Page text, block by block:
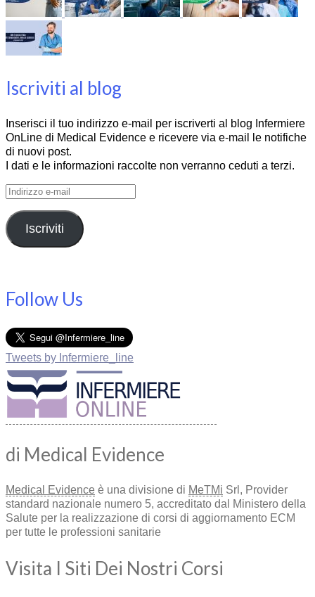
Iscriviti al blog
Inserisci il tuo indirizzo e-mail per iscriverti al blog Infermiere
OnLine di Medical Evidence e ricevere via e-mail le notifiche
di nuovi post.
I dati e le informazioni raccolte non verranno ceduti a terzi.
Indirizzo
mail
Iscriviti
Follow Us
Tweets by Infermiere_line
di Medical Evidence
Medical Evidence è una divisione di MeTMi Srl, Provider
standard nazionale numero 5, accreditato dal Ministero della
Salute per la realizzazione di corsi di aggiornamento ECM
per tutte le professioni sanitarie
Visita I Siti Dei Nostri Corsi